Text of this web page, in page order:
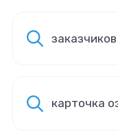
заказчиков
карточка